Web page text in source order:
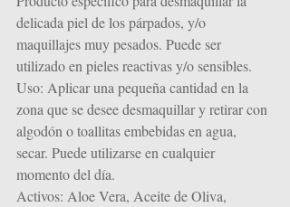
delicada piel de los párpados, y/o
maquillajes muy pesados. Puede ser
utilizado en pieles reactivas y/o sensibles.
Uso: Aplicar una pequeña cantidad en la
zona que se desee desmaquillar y retirar con
algodón o toallitas embebidas en agua,
secar. Puede utilizarse en cualquier
momento del día.
Activos: Aloe Vera, Aceite de Oliva,